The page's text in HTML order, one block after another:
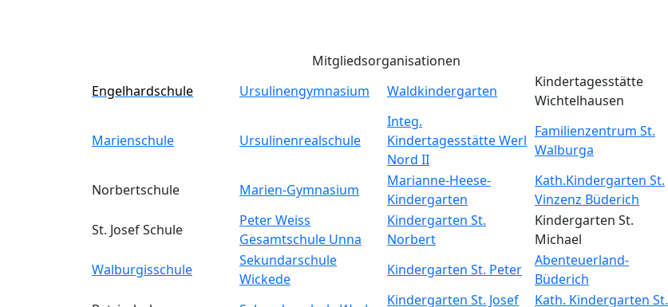
Mitgliedsorganisationen
Engelhardschule
Ursulinengymnasium Waldkindergarten
Kindertagesstätte
Wichtelhausen
Marienschule Ursulinenrealschule
Integ.
Kindertagesstätte Werl
Nord II
Familienzentrum St.
Walburga
Norbertschule Marien-Gymnasium
Marianne-Heese-
Kindergarten
Kath.Kindergarten St.
Vinzenz Büderich
St. Josef Schule
Peter Weiss
Gesamtschule Unna
Kindergarten St.
Norbert
Kindergarten St.
Michael
Walburgisschule
Sekundarschule
Wickede
Kindergarten St. Peter
Abenteuerland-
Büderich
Kindergarten St. Josef Kath. Kindergarten St.